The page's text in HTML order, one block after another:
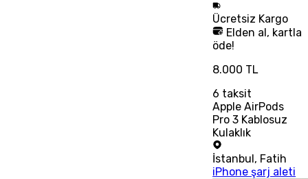
Ücretsiz Kargo
Elden al, kartla
öde!
8.000 TL
6 taksit
Apple AirPods
Pro 3 Kablosuz
Kulaklık
İstanbul, Fatih
iPhone şarj aleti